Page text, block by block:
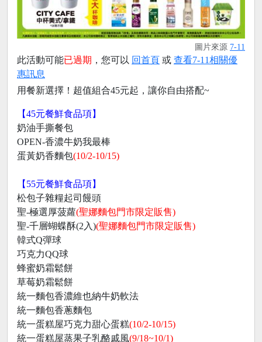
圖片來源 7-11
此活動可能已過期 ，您可以 回首頁 或 查看7-11相關優
惠訊息
用餐新選擇！超值組合45元起，讓你自由搭配~
【45元餐鮮食品項】
奶油手撕餐包
OPEN-香濃牛奶我最棒
蛋黃奶香麵包(10/2-10/15)
【55元餐鮮食品項】
松包子雜糧起司饅頭
聖-極選厚菠蘿(聖娜麵包門市限定販售)
聖-千層蝴蝶酥(2入)(聖娜麵包門市限定販售)
韓式Q彈球
巧克力QQ球
蜂蜜奶霜鬆餅
草莓奶霜鬆餅
統一麵包香濃維也納牛奶軟法
統一麵包香蔥麵包
統一蛋糕屋巧克力甜心蛋糕(10/2-10/15)
統一蛋糕屋蒸果子乳酪戚風(9/18~10/1)